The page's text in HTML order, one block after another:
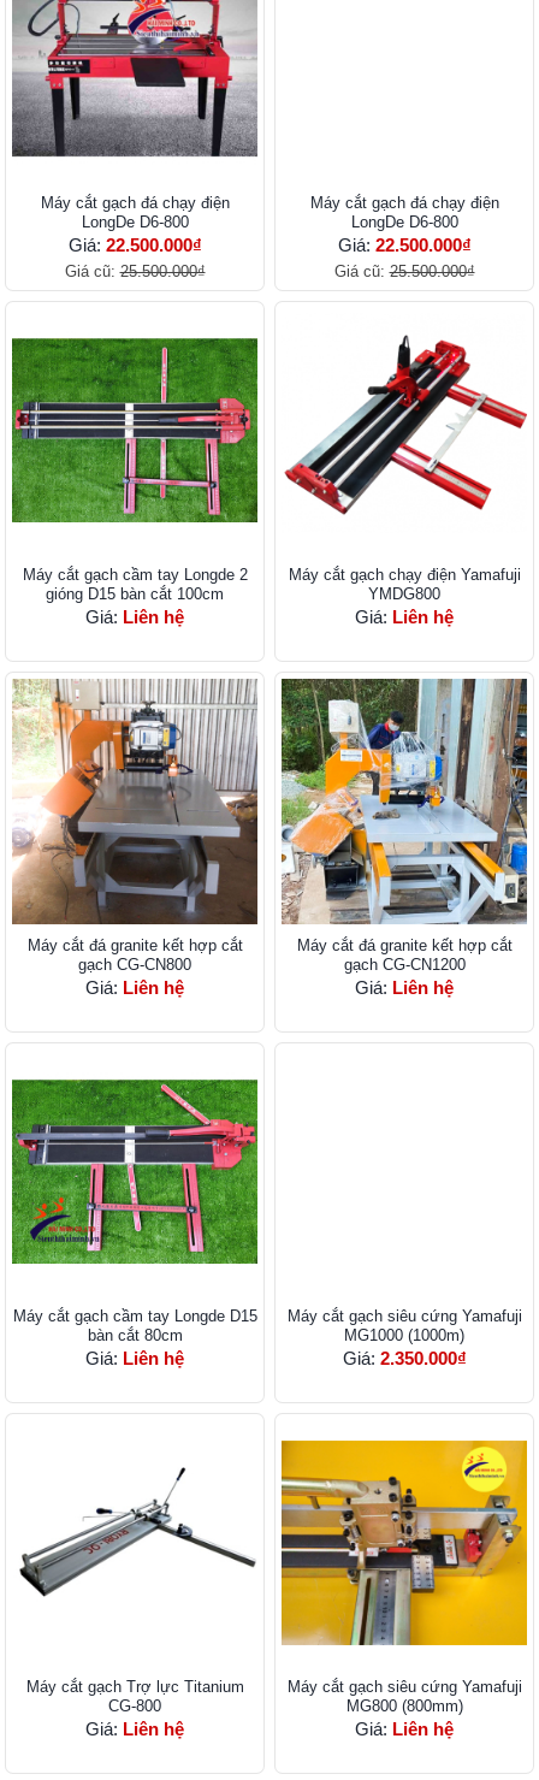
Máy cắt gạch đá chạy điện
LongDe D6-800
Giá: 22.500.000₫
Giá cũ:25.500.000₫
Máy cắt gạch đá chạy điện
LongDe D6-800
Giá: 22.500.000₫
Giá cũ:25.500.000₫
Máy cắt gạch cầm tay Longde 2
gióng D15 bàn cắt 100cm
Giá: Liên hệ
Máy cắt gạch chạy điện Yamafuji
YMDG800
Giá: Liên hệ
Máy cắt đá granite kết hợp cắt
gạch CG-CN800
Giá: Liên hệ
Máy cắt đá granite kết hợp cắt
gạch CG-CN1200
Giá: Liên hệ
Máy cắt gạch cầm tay Longde D15
bàn cắt 80cm
Giá: Liên hệ
Máy cắt gạch siêu cứng Yamafuji
MG1000 (1000m)
Giá: 2.350.000₫
Máy cắt gạch Trợ lực Titanium
CG-800
Giá: Liên hệ
Máy cắt gạch siêu cứng Yamafuji
MG800 (800mm)
Giá: Liên hệ